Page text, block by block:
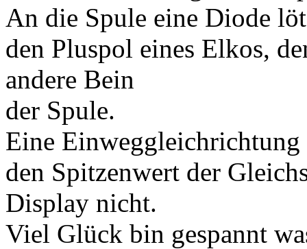
An die Spule eine Diode
den Pluspol eines Elkos,
andere Bein
der Spule.
Eine
den Spitzenwert der
Display nicht.
Viel Glück bin gespannt